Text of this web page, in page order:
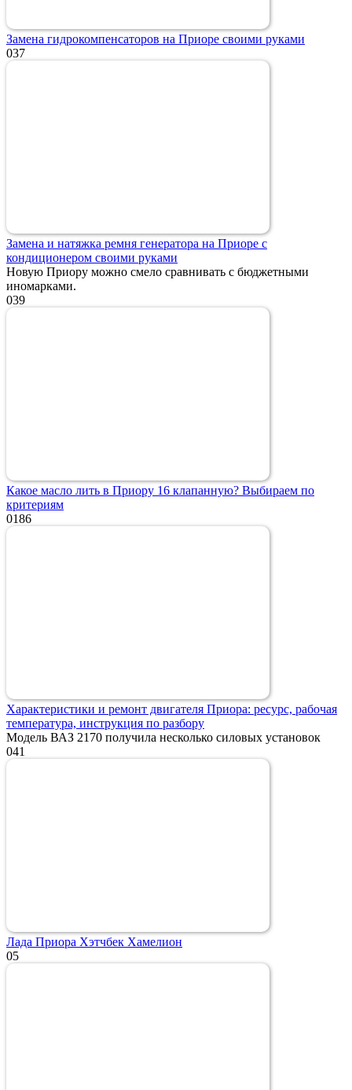
Замена гидрокомпенсаторов на Приоре своими руками
037
Замена и натяжка ремня генератора на Приоре с
кондиционером своими руками
Новую Приору можно смело сравнивать с бюджетными
иномарками.
039
Какое масло лить в Приору 16 клапанную? Выбираем по
критериям
0186
Характеристики и ремонт двигателя Приора: ресурс, рабочая
температура, инструкция по разбору
Модель ВАЗ 2170 получила несколько силовых установок
041
Лада Приора Хэтчбек Хамелион
05